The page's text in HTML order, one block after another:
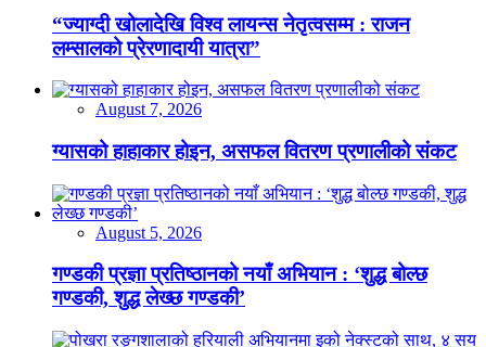
“ज्याग्दी खोलादेखि विश्व लायन्स नेतृत्वसम्म : राजन
लम्सालको प्रेरणादायी यात्रा”
August 7, 2026
ग्यासको हाहाकार होइन, असफल वितरण प्रणालीको संकट
August 5, 2026
गण्डकी प्रज्ञा प्रतिष्ठानको नयाँ अभियान : ‘शुद्ध बोल्छ
गण्डकी, शुद्ध लेख्छ गण्डकी’